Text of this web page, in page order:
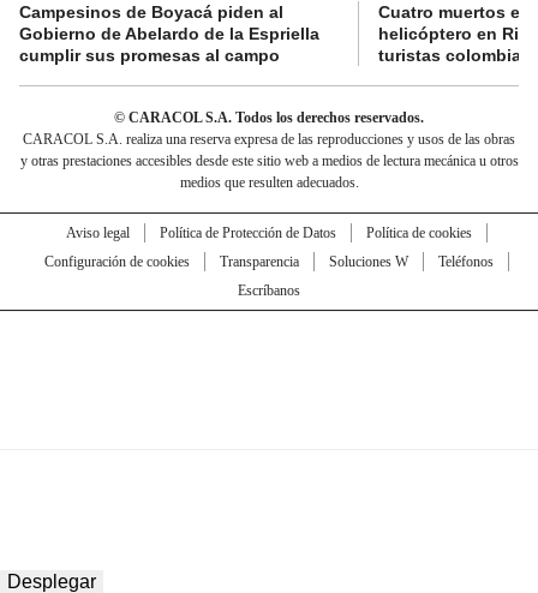
Campesinos de Boyacá piden al
Gobierno de Abelardo de la Espriella
cumplir sus promesas al campo
Cuatro muertos en
helicóptero en
turistas
© CARACOL S.A. Todos los derechos reservados.
CARACOL S.A. realiza una reserva expresa de las reproducciones y usos de las obras
y otras prestaciones accesibles desde este sitio web a medios de lectura mecánica u otros
medios que resulten adecuados.
Aviso legal Política de Protección de Datos
Política de cookies
Configuración de cookies
Transparencia Soluciones W
Teléfonos
Escríbanos
Desplegar